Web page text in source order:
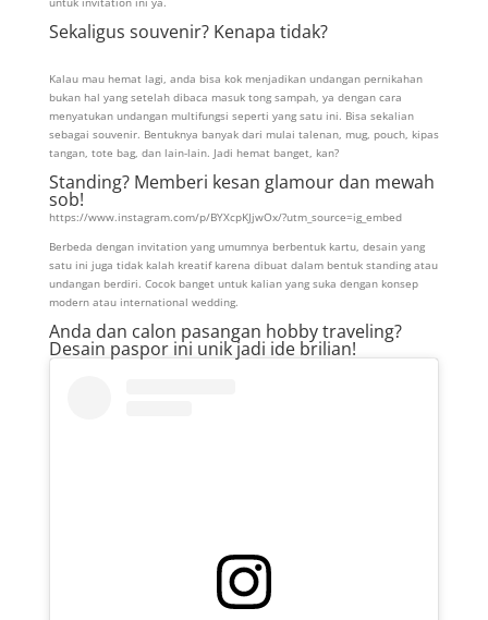
Sekaligus souvenir? Kenapa tidak?
Kalau mau hemat lagi, anda bisa kok menjadikan undangan pernikahan
bukan hal yang setelah dibaca masuk tong sampah, ya dengan cara
menyatukan undangan multifungsi seperti yang satu ini. Bisa sekalian
sebagai souvenir. Bentuknya banyak dari mulai talenan, mug, pouch, kipas
tangan, tote bag, dan lain-lain. Jadi hemat banget, kan?
Standing? Memberi kesan glamour dan mewah
sob!
https://www.instagram.com/p/BYXcpKJjwOx/?utm_source=ig_embed
Berbeda dengan invitation yang umumnya berbentuk kartu, desain yang
satu ini juga tidak kalah kreatif karena dibuat dalam bentuk standing atau
undangan berdiri. Cocok banget untuk kalian yang suka dengan konsep
modern atau international wedding.
Anda dan calon pasangan hobby traveling?
Desain paspor ini unik jadi ide brilian!